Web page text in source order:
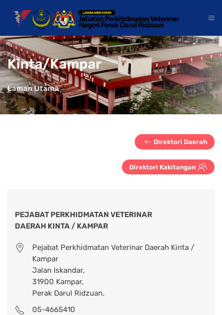
Kinta/Kampar
Laman Utama
Direktori Daerah
Direktori Kakitangan
PEJABAT PERKHIDMATAN VETERINAR
DAERAH KINTA / KAMPAR
Pejabat Perkhidmatan Veterinar Daerah Kinta /
Kampar
Jalan Iskandar,
31900 Kampar,
Perak Darul Ridzuan.
05-4665410